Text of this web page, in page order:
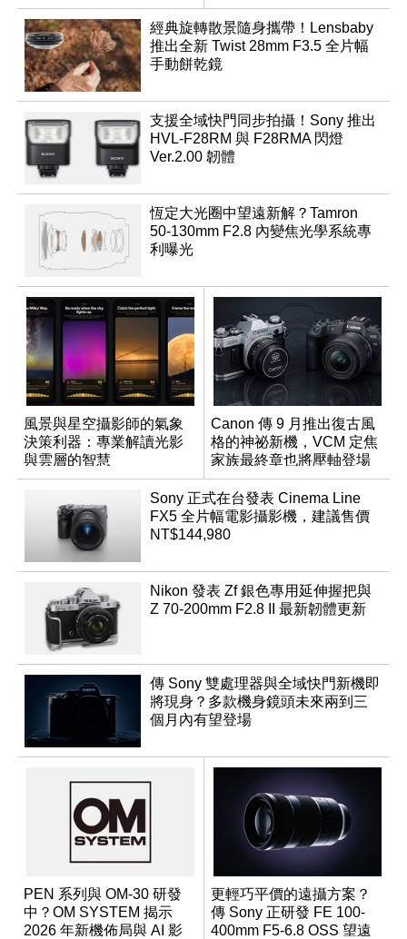
推出
經典旋轉散景隨身攜帶！Lensbaby
推出全新 Twist 28mm F3.5 全片幅
手動餅乾鏡
支援全域快門同步拍攝！Sony 推出
HVL-F28RM 與 F28RMA 閃燈
Ver.2.00 韌體
恆定大光圈中望遠新解？Tamron
50-130mm F2.8 內變焦光學系統專
利曝光
風景與星空攝影師的氣象
決策利器：專業解讀光影
與雲層的智慧
App「Atmos」登場
Canon 傳 9 月推出復古風
格的神祕新機，VCM 定焦
家族最終章也將壓軸登場
Sony 正式在台發表 Cinema Line
FX5 全片幅電影攝影機，建議售價
NT$144,980
Nikon 發表 Zf 銀色專用延伸握把與
Z 70-200mm F2.8 II 最新韌體更新
傳 Sony 雙處理器與全域快門新機即
將現身？多款機身鏡頭未來兩到三
個月內有望登場
PEN 系列與 OM-30 研發
中？OM SYSTEM 揭示
2026 年新機佈局與 AI 影
更輕巧平價的遠攝方案？
傳 Sony 正研發 FE 100-
400mm F5-6.8 OSS 望遠